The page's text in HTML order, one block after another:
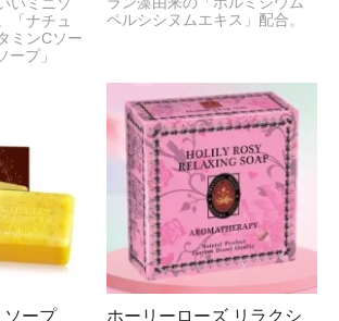
いミニソ
「ナチュ
ミンCソー
ープ」
ペルシシヌムエキス」配合。
ソープ ホーリーローズ リラクシ